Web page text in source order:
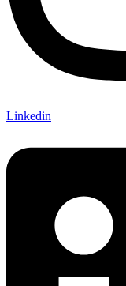
Linkedin